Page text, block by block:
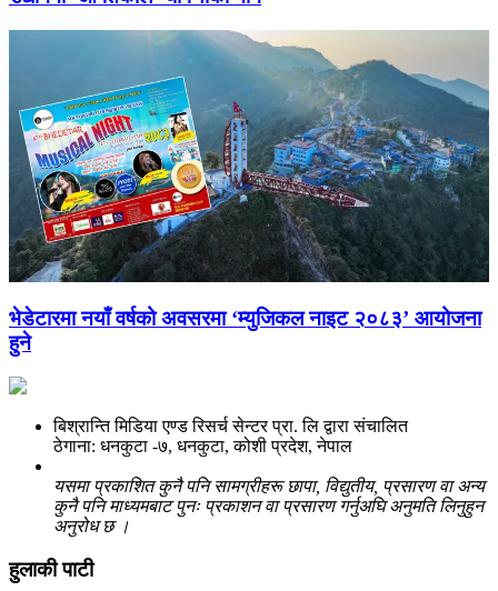
भेडेटारमा नयाँ वर्षको अवसरमा ‘म्युजिकल नाइट २०८३’ आयोजना
हुने
बिश्रान्ति मिडिया एण्ड रिसर्च सेन्टर प्रा. लि द्वारा संचालित
ठेगाना: धनकुटा -७, धनकुटा, कोशी प्रदेश, नेपाल
यसमा प्रकाशित कुनै पनि सामग्रीहरू छापा, विद्युतीय, प्रसारण वा अन्य
कुनै पनि माध्यमबाट पुनः प्रकाशन वा प्रसारण गर्नुअघि अनुमति लिनुहुन
अनुरोध छ ।
हुलाकी पाटी